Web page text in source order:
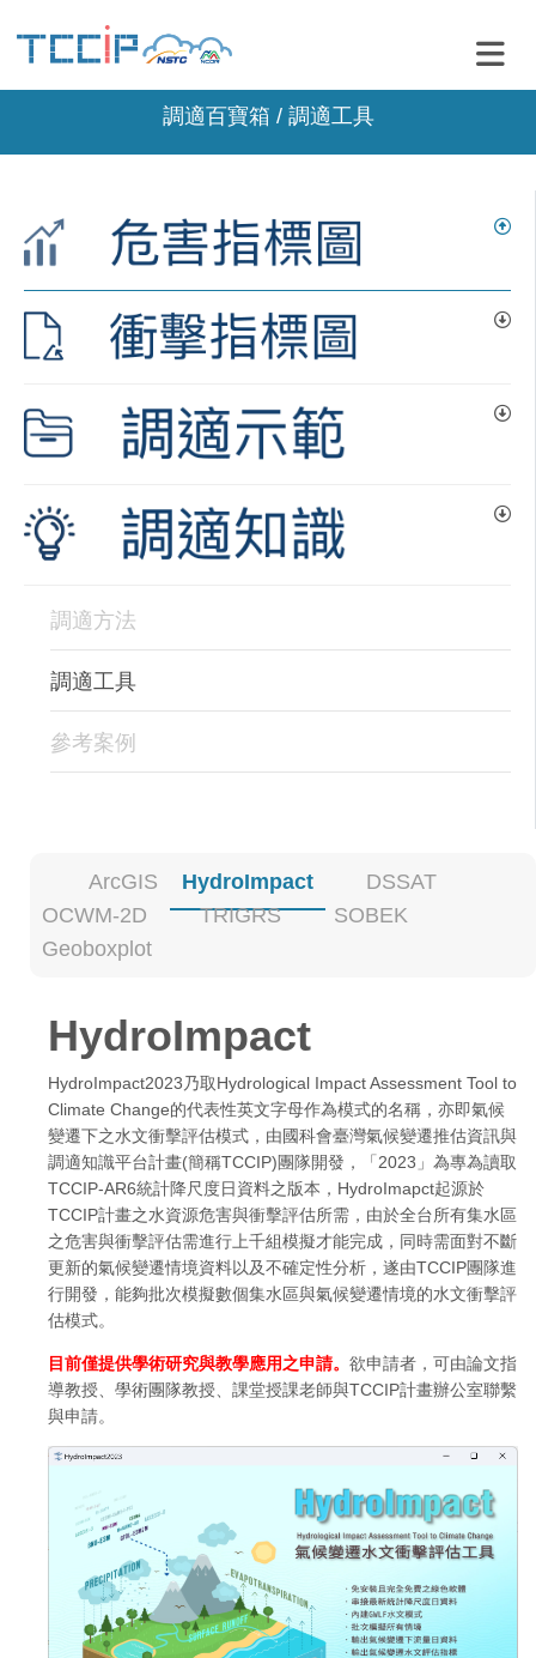
調適百寶箱 / 調適工具
調適方法
調適工具
參考案例
ArcGIS HydroImpact
DSSAT
OCWM-2D
TRIGRS
SOBEK
Geoboxplot
HydroImpact
HydroImpact2023乃取Hydrological Impact Assessment Tool to
Climate Change的代表性英文字母作為模式的名稱，亦即氣候
變遷下之水文衝擊評估模式，由國科會臺灣氣候變遷推估資訊與
調適知識平台計畫(簡稱TCCIP)團隊開發，「2023」為專為讀取
TCCIP-AR6統計降尺度日資料之版本，HydroImapct起源於
TCCIP計畫之水資源危害與衝擊評估所需，由於全台所有集水區
之危害與衝擊評估需進行上千組模擬才能完成，同時需面對不斷
更新的氣候變遷情境資料以及不確定性分析，遂由TCCIP團隊進
行開發，能夠批次模擬數個集水區與氣候變遷情境的水文衝擊評
估模式。
目前僅提供學術研究與教學應用之申請。 欲申請者，可由論文指
導教授、學術團隊教授、課堂授課老師與TCCIP計畫辦公室聯繫
與申請。